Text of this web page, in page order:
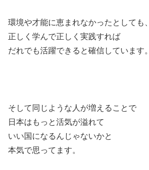
環境や才能に恵まれなかったとしても、
正しく学んで正しく実践すれば
だれでも活躍できると確信しています。
そして同じような人が増えることで
日本はもっと活気が溢れて
いい国になるんじゃないかと
本気で思ってます。